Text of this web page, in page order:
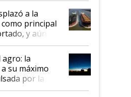
a la
principal
y aún así
seis de cada
el
semestre
agro: la
su máximo
por la